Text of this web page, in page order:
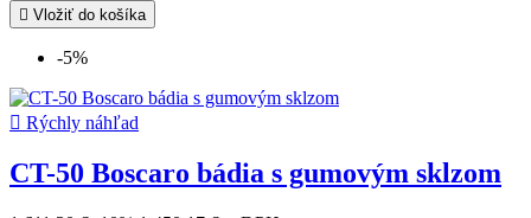
 Vložiť do košíka
-5%
 Rýchly náhľad
CT-50 Boscaro bádia s gumovým sklzom